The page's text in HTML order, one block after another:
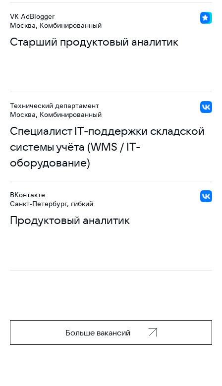
Старший продуктовый аналитик
VK AdBlogger
Москва, Комбинированный
Специалист IT-поддержки складской
системы учёта (WMS / IT-
оборудование)
Технический департамент
Москва, Комбинированный
Продуктовый аналитик
ВКонтакте
Санкт-Петербург, гибкий
Больше вакансий